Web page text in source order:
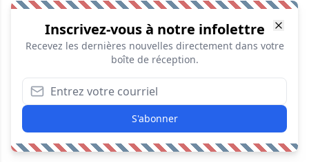
Inscrivez-vous à notre infolettre
Recevez les dernières nouvelles directement dans votre
boîte de réception.
S'abonner